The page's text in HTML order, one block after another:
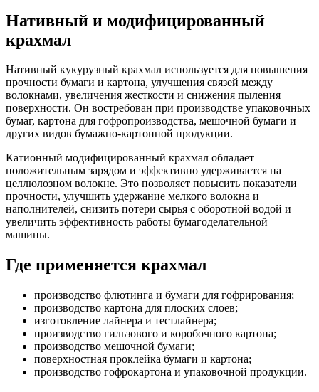
Нативный и модифицированный
крахмал
Нативный кукурузный крахмал используется для повышения
прочности бумаги и картона, улучшения связей между
волокнами, увеличения жесткости и снижения пыления
поверхности. Он востребован при производстве упаковочных
бумаг, картона для гофропроизводства, мешочной бумаги и
других видов бумажно-картонной продукции.
Катионный модифицированный крахмал обладает
положительным зарядом и эффективно удерживается на
целлюлозном волокне. Это позволяет повысить показатели
прочности, улучшить удержание мелкого волокна и
наполнителей, снизить потери сырья с оборотной водой и
увеличить эффективность работы бумагоделательной
машины.
Где применяется крахмал
производство флютинга и бумаги для гофрирования;
производство картона для плоских слоев;
изготовление лайнера и тестлайнера;
производство гильзового и коробочного картона;
производство мешочной бумаги;
поверхностная проклейка бумаги и картона;
производство гофрокартона и упаковочной продукции.